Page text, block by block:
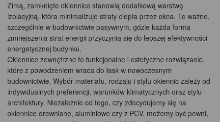
Zimą, zamknięte okiennice stanowią dodatkową warstwę
izolacyjną, która minimalizuje straty ciepła przez okna. To ważne,
szczególnie w budownictwie pasywnym, gdzie każda forma
zmniejszenia strat energii przyczynia się do lepszej efektywności
energetycznej budynku.
Okiennice zewnętrzne to funkcjonalne i estetyczne rozwiązanie,
które z powodzeniem wraca do łask w nowoczesnym
budownictwie. Wybór materiału, rodzaju i stylu okiennic zależy od
indywidualnych preferencji, warunków klimatycznych oraz stylu
architektury. Niezależnie od tego, czy zdecydujemy się na
okiennice drewniane, aluminiowe czy z PCV, możemy być pewni,